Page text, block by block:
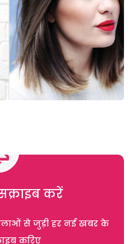
करें
से जुड़ी हर नई खबर के
करिए